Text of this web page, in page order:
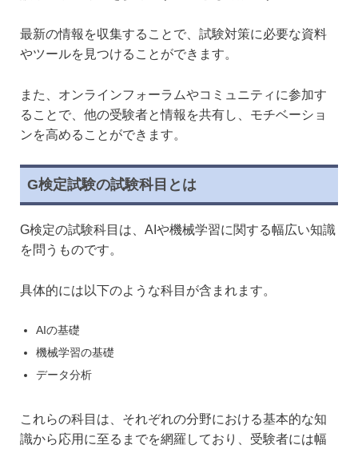
最新の情報を収集することで、試験対策に必要な資料
やツールを見つけることができます。
また、オンラインフォーラムやコミュニティに参加す
ることで、他の受験者と情報を共有し、モチベーショ
ンを高めることができます。
G検定試験の試験科目とは
G検定の試験科目は、AIや機械学習に関する幅広い知識
を問うものです。
具体的には以下のような科目が含まれます。
AIの基礎
機械学習の基礎
データ分析
これらの科目は、それぞれの分野における基本的な知
識から応用に至るまでを網羅しており、受験者には幅